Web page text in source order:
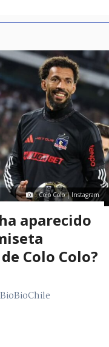
Colo Colo | Instagram
aparecido
Colo Colo?